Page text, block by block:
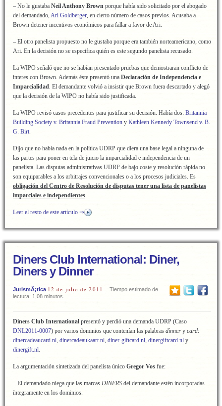
– No le gustaba Neil Anthony Brown porque había sido solicitado por el abogado
del demandado, Ari Goldberger, en cierto número de casos previos. Acusaba a
Brown detener incentivos económicos para fallar a favor de Ari.
– El otro panelista propuesto no le gustaba porque era también norteamericano, como
Ari. En la decisión no se especifica quién es este segundo panelista recusado.
La WIPO señaló que no se habían presentado pruebas que demostraran conflicto de
interes con Brown. Además éste presentó una Declaración de Independencia e
Imparcialidad. El demandante volvió a insistir que Brown fuera descartado y alegó
que la decisión de la WIPO no había sido justificada.
La WIPO revisó casos precedentes para justificar su decisión. Había dos: Britannia
Building Society v. Britannia Fraud Prevention y Kathleen Kennedy Townsend v. B.
G. Birt.
Dijo que no había nada en la política UDRP que diera una base legal a ninguna de
las partes para poner en tela de juicio la imparcialidad e independencia de un
panelista. Las disputas administrativas UDRP de bajo coste y resolución rápida no
son equiparables a los arbitrajes convencionales o a los procesos judiciales. Es
obligación del Centro de Resolución de disputas tener una lista de panelistas
imparciales e independientes.
Leer el resto de este artículo ⇒
Diners Club International: Diner,
Diners y Dinner
JurismÃ¡tica 12 de julio de 2011
Tiempo estimado de
lectura: 1,08 minutos.
Diners Club International presentó y perdió una demanda UDRP (Caso
DNL2011-0007) por varios dominios que contenían las palabras dinner y card:
dinercadeaucard.nl, dinercadeaukaart.nl, diner-giftcard.nl, dinergiftcard.nl y
dinergift.nl.
La argumentación sintetizada del panelista único Gregor Vos fue:
– El demandado niega que las marcas DINERS del demandante estén incorporadas
íntegramente en los dominios.